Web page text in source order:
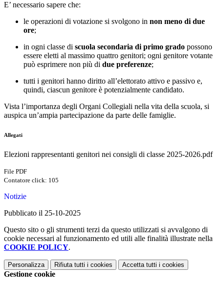
E’ necessario sapere che:
le operazioni di votazione si svolgono in non meno di due
ore;
in ogni classe di scuola secondaria di primo grado possono
essere eletti al massimo quattro genitori; ogni genitore votante
può esprimere non più di due preferenze;
tutti i genitori hanno diritto all’elettorato attivo e passivo e,
quindi, ciascun genitore è potenzialmente candidato.
Vista l’importanza degli Organi Collegiali nella vita della scuola, si
auspica un’ampia partecipazione da parte delle famiglie.
Allegati
Elezioni rappresentanti genitori nei consigli di classe 2025-2026.pdf
File PDF
Contatore click: 105
Notizie
Pubblicato il 25-10-2025
Questo sito o gli strumenti terzi da questo utilizzati si avvalgono di
cookie necessari al funzionamento ed utili alle finalità illustrate nella
COOKIE POLICY.
Personalizza Rifiuta tutti i cookies Accetta tutti i cookies
Gestione cookie